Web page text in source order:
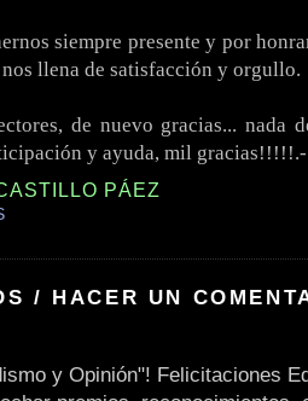
siempre presente y por
llena de satisfacción y orgullo.
de nuevo gracias... nada
y ayuda, mil gracias!!!!!.-
PÁEZ
/ HACER UN
y Opinión"! Felicitaciones